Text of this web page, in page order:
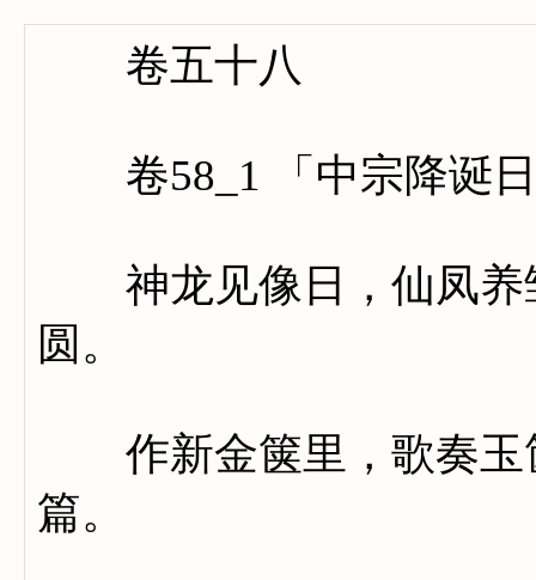
卷五十八
卷58_1 「中宗降诞日
神龙见像日，仙凤养
圆。
作新金箧里，歌奏玉
篇。